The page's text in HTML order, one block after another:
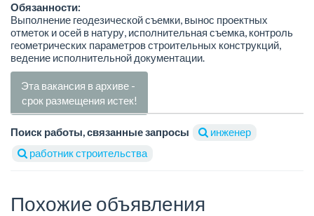
Обязанности:
Выполнение геодезической съемки, вынос проектных
отметок и осей в натуру, исполнительная съемка, контроль
геометрических параметров строительных конструкций,
ведение исполнительной документации.
Эта вакансия в архиве -
срок размещения истек!
Поиск работы, связанные запросы
инженер
работник строительства
Похожие объявления